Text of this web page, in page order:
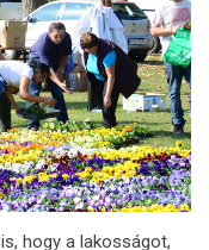
hogy a lakosságot,